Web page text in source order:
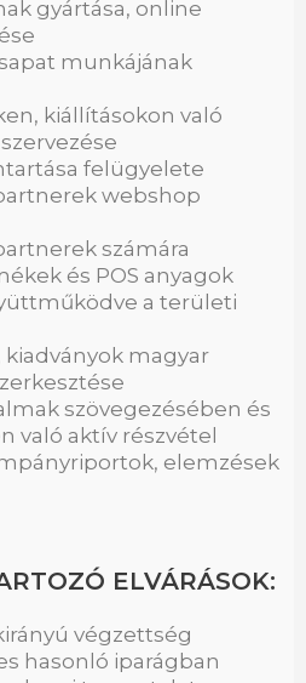
gyártása, online
munkájának
kiállításokon való
felügyelete
webshop
számára
és POS anyagok
a területi
magyar
szövegezésében és
való aktív részvétel
elemzések
ELVÁRÁSOK:
végzettség
hasonló iparágban